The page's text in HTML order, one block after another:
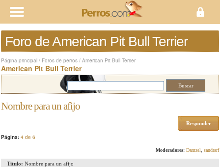
Foro de American Pit Bull Terrier
Página principal / Foros de perros / American Pit Bull Terrier
American Pit Bull Terrier
Nombre para un afijo
Responder
Página: 4 de 6
Moderadores: Damzel sandrarf
Titulo: Nombre para un afijo